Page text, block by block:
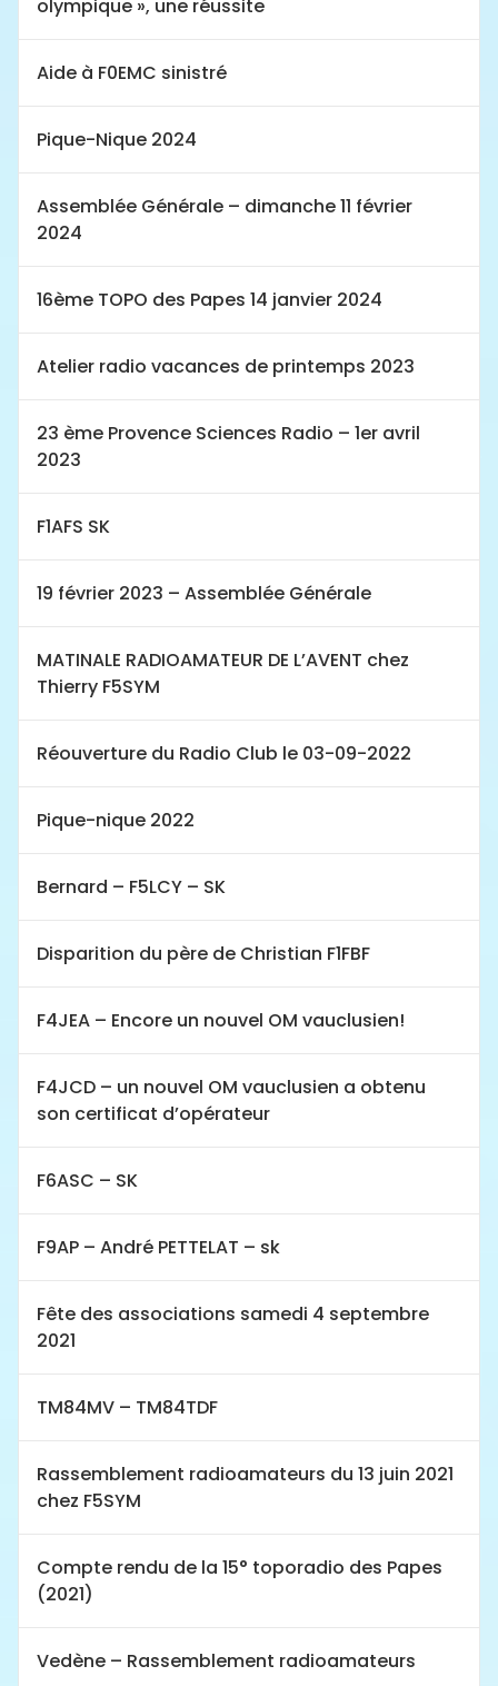
olympique », une réussite
Aide à F0EMC sinistré
Pique-Nique 2024
Assemblée Générale – dimanche 11 février
2024
16ème TOPO des Papes 14 janvier 2024
Atelier radio vacances de printemps 2023
23 ème Provence Sciences Radio – 1er avril
2023
F1AFS SK
19 février 2023 – Assemblée Générale
MATINALE RADIOAMATEUR DE L’AVENT chez
Thierry F5SYM
Réouverture du Radio Club le 03-09-2022
Pique-nique 2022
Bernard – F5LCY – SK
Disparition du père de Christian F1FBF
F4JEA – Encore un nouvel OM vauclusien!
F4JCD – un nouvel OM vauclusien a obtenu
son certificat d’opérateur
F6ASC – SK
F9AP – André PETTELAT – sk
Fête des associations samedi 4 septembre
2021
TM84MV – TM84TDF
Rassemblement radioamateurs du 13 juin 2021
chez F5SYM
Compte rendu de la 15° toporadio des Papes
(2021)
Vedène – Rassemblement radioamateurs